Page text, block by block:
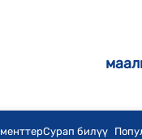
Сурап билүү